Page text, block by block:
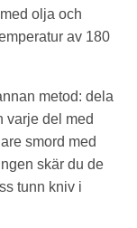
olja och
av 180
metod: dela
varje del med
smord med
skär du de
tunn kniv i